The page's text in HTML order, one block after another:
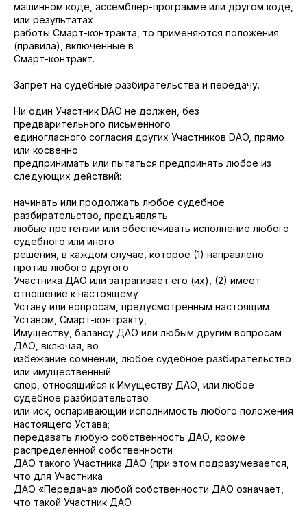
машинном коде, ассемблер-программе или другом коде,
или результатах
работы Смарт-контракта, то применяются положения
(правила), включенные в
Смарт-контракт.
Запрет на судебные разбирательства и передачу.
Ни один Участник DAO не должен, без
предварительного письменного
единогласного согласия других Участников DAO, прямо
или косвенно
предпринимать или пытаться предпринять любое из
следующих действий:
начинать или продолжать любое судебное
разбирательство, предъявлять
любые претензии или обеспечивать исполнение любого
судебного или иного
решения, в каждом случае, которое (1) направлено
против любого другого
Участника ДАО или затрагивает его (их), (2) имеет
отношение к настоящему
Уставу или вопросам, предусмотренным настоящим
Уставом, Смарт-контракту,
Имуществу, балансу ДАО или любым другим вопросам
ДАО, включая, во
избежание сомнений, любое судебное разбирательство
или имущественный
спор, относящийся к Имуществу ДАО, или любое
судебное разбирательство
или иск, оспаривающий исполнимость любого положения
настоящего Устава;
передавать любую собственность ДАО, кроме
распределённой собственности
ДАО такого Участника ДАО (при этом подразумевается,
что для Участника
ДАО «Передача» любой собственности ДАО означает,
что такой Участник ДАО